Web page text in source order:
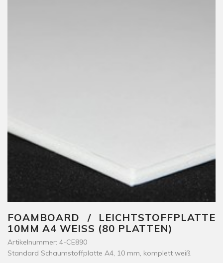
FOAMBOARD / LEICHTSTOFFPLATTE
10MM A4 WEISS (80 PLATTEN)
Artikelnummer: 4-CE890
Standard Schaumstoffplatte A4, 10 mm, komplett weiß.